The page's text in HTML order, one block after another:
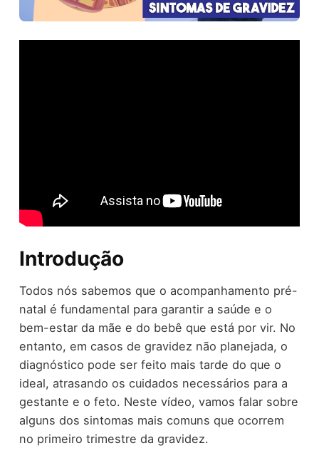
Introdução
Todos nós sabemos que o acompanhamento pré-
natal é fundamental para garantir a saúde e o
bem-estar da mãe e do bebê que está por vir. No
entanto, em casos de gravidez não planejada, o
diagnóstico pode ser feito mais tarde do que o
ideal, atrasando os cuidados necessários para a
gestante e o feto. Neste vídeo, vamos falar sobre
alguns dos sintomas mais comuns que ocorrem
no primeiro trimestre da gravidez.